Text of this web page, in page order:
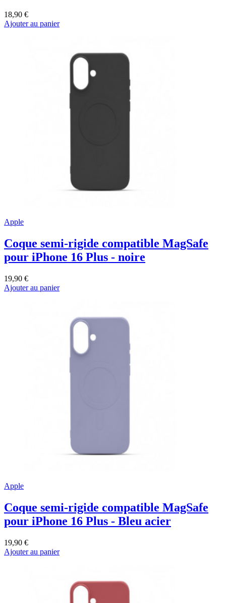
18,90 €
Ajouter au panier
Apple
Coque semi-rigide compatible MagSafe
pour iPhone 16 Plus - noire
19,90 €
Ajouter au panier
Apple
Coque semi-rigide compatible MagSafe
pour iPhone 16 Plus - Bleu acier
19,90 €
Ajouter au panier